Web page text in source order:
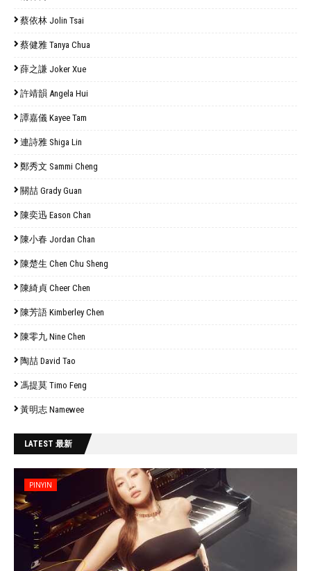
蔡依林 Jolin Tsai
蔡健雅 Tanya Chua
薛之謙 Joker Xue
許靖韻 Angela Hui
譚嘉儀 Kayee Tam
連詩雅 Shiga Lin
鄭秀文 Sammi Cheng
關喆 Grady Guan
陳奕迅 Eason Chan
陳小春 Jordan Chan
陳楚生 Chen Chu Sheng
陳綺貞 Cheer Chen
陳芳語 Kimberley Chen
陳零九 Nine Chen
陶喆 David Tao
馮提莫 Timo Feng
黃明志 Namewee
LATEST 最新
PINYIN